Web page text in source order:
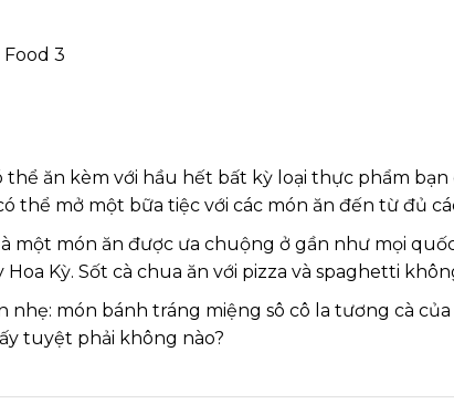
ăn kèm với hầu hết bất kỳ loại thực phẩm
thể mở một bữa tiệc với các món ăn đến từ đủ
một món ăn được ưa chuộng ở gần như mọi
Kỳ. Sốt cà chua ăn với pizza và spaghetti
món bánh tráng miệng sô cô la tương cà của
tuyệt phải không nào?